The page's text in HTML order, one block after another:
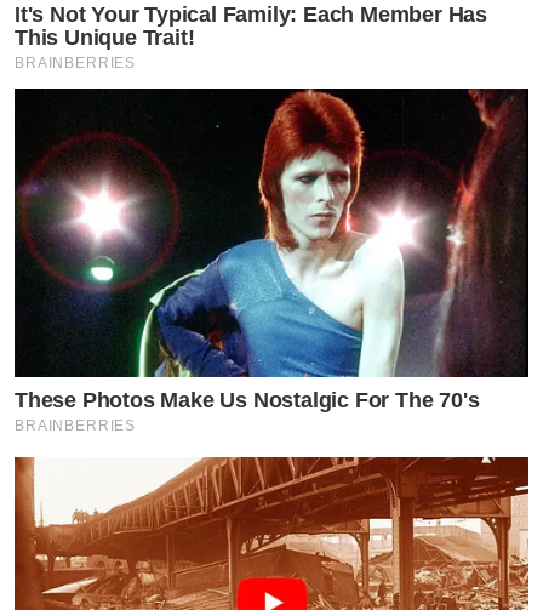
It's Not Your Typical Family: Each Member Has
This Unique Trait!
BRAINBERRIES
These Photos Make Us Nostalgic For The 70's
BRAINBERRIES